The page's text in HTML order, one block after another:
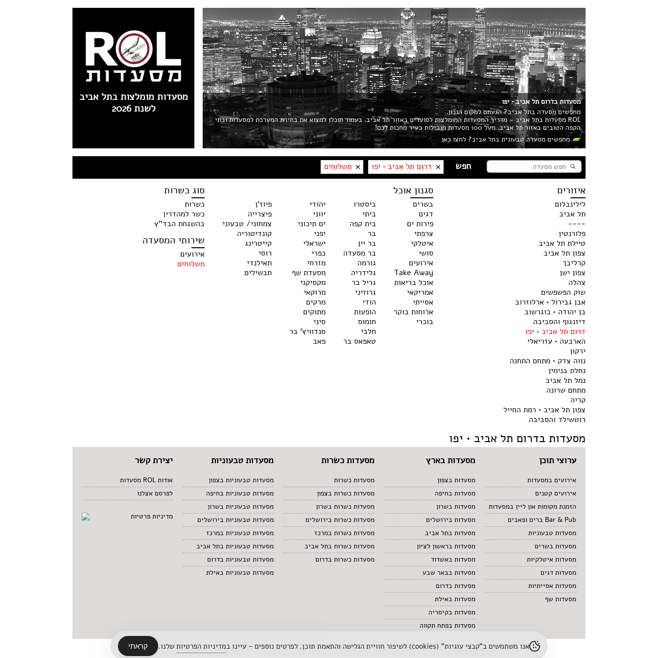
מסעדות מומלצות בתל אביב
לשנת 2026
מסעדות בדרום תל אביב • יפו
מחפשים מסעדה בתל אביב? הגעתם למקום הנכון.
ROL מסעדות בתל אביב – מדריך המסעדות המומלצות לסועדים באזור תל אביב. בעמוד תוכלו למצוא את בחירת המערכת למסעדות ובתי
הקפה הטובים באזור תל אביב. מעל 100 מסעדות מובילות בעיר מחכות לכם!
מחפשים מסעדה טבעונית בתל אביב? לחצו כאן
דרום תל אביב • יפו משלוחים
איזורים
לילינבלום
תל אביב
----
פלורנטין
טיילת תל אביב
צפון תל אביב
קרליבך
צפון ישן
צהלה
שוק הפשפשים
אבן גבירול • ארלוזרוב
בן יהודה • בוגרשוב
דיזנגוף והסביבה
דרום תל אביב • יפו
הארבעה • עזריאלי
ירקון
נווה צדק • מתחם התחנה
נחלת בנימין
נמל תל אביב
מתחם שרונה
קריה
צפון תל אביב • רמת החייל
רוטשילד והסביבה
סגנון אוכל
בשרים
דגים
פירות ים
צרפתי
איטלקי
סושי
אירועים
Take Away
אוכל בריאות
אמריקאי
אסייתי
ארוחות בוקר
בוכרי
ביסטרו
ביתי
בית קפה
בר
בר יין
בר מסעדה
גורמה
גלידריה
גריל בר
גרוזיני
הודי
הופעות
חומוס
חלבי
טאפאס בר
יהודי
יווני
ים תיכוני
יפני
ישראלי
כפרי
מזרחי
מסעדת שף
מקסיקני
מרוקאי
מרקים
מתוקים
סיני
סנדוויץ' בר
פאב
פיוז'ן
פיצרייה
צמחוני/ טבעוני
קונדיטוריה
קייטרינג
רוסי
תאילנדי
תבשילים
סוג כשרות
כשרות
כשר למהדרין
בהשגחת הבד''ץ
שירותי המסעדה
אירועים
משלוחים
מסעדות בדרום תל אביב • יפו
ערוצי תוכן
אירועים במסעדות
אירועים קטנים
הזמנת מקומות און ליין במסעדות
Bar & Pub ברים ופאבים
מסעדות טבעוניות
מסעדות בשרים
מסעדות איטלקיות
מסעדות דגים
מסעדות אסייתיות
מסעדות שף
מסעדות בארץ
מסעדות בצפון
מסעדות בחיפה
מסעדות בשרון
מסעדות בירושלים
מסעדות בתל אביב
מסעדות בראשון לציון
מסעדות באשדוד
מסעדות בבאר שבע
מסעדות בדרום
מסעדות באילת
מסעדות בקיסריה
מסעדות בפתח תקווה
מסעדות כשרות
מסעדות כשרות
מסעדות כשרות בצפון
מסעדות כשרות בשרון
מסעדות כשרות בירושלים
מסעדות כשרות במרכז
מסעדות כשרות בתל אביב
מסעדות כשרות בדרום
מסעדות טבעוניות
מסעדות טבעוניות בצפון
מסעדות טבעוניות בחיפה
מסעדות טבעוניות בשרון
מסעדות טבעוניות בירושלים
מסעדות טבעוניות במרכז
מסעדות טבעוניות בתל אביב
מסעדות טבעוניות בדרום
מסעדות טבעוניות באילת
יצירת קשר
אודות ROL מסעדות
לפרסם אצלנו
מדיניות פרטיות
אנו משתמשים ב"קבצי עוגיות" (cookies) לשיפור חוויית הגלישה והתאמת תוכן. לפרטים נוספים – עיינו ב מדיניות הפרטיות שלנו. קראתי